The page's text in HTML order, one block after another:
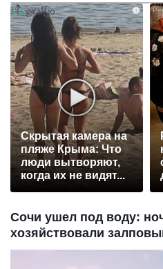
i
Скрытая камера на
пляже Крыма: Что
люди вытворяют,
когда их не видят...
Сочи ушел под воду:
хозяйствовали